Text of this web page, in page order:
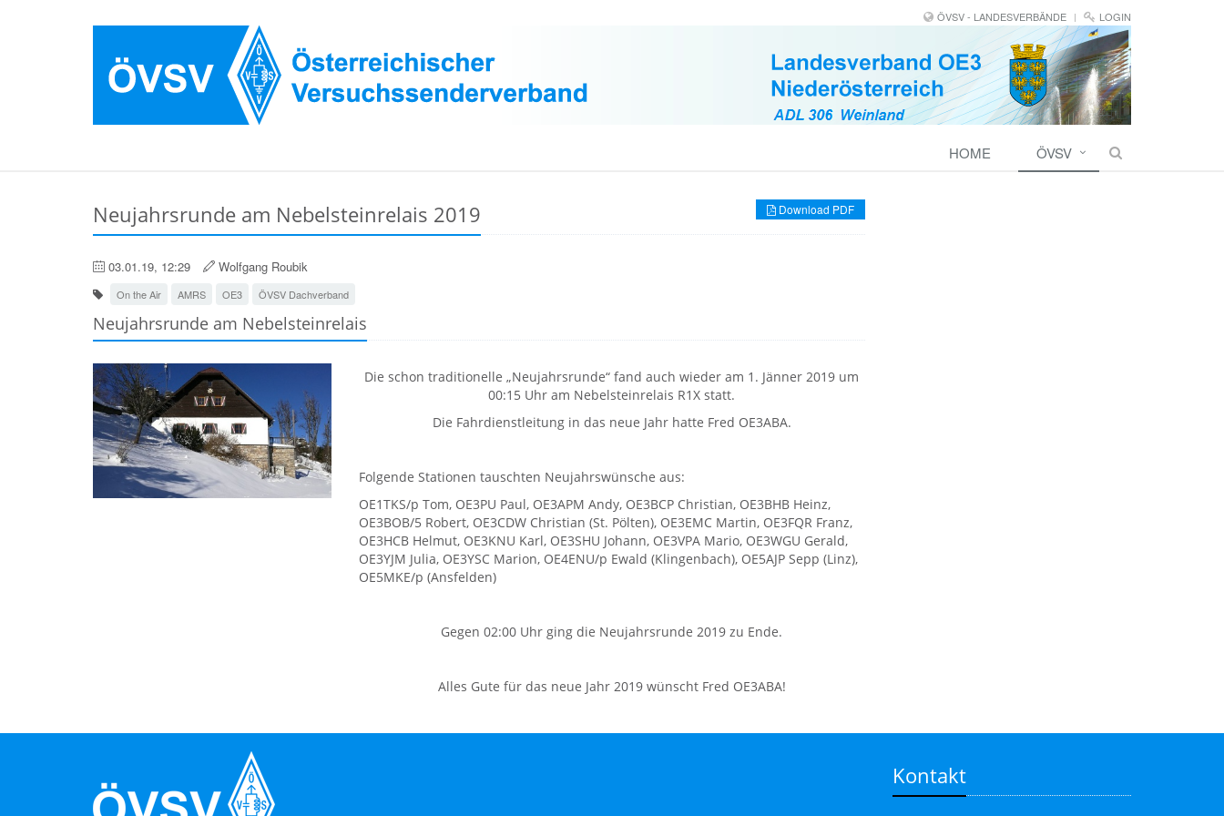
ÖVSV - LANDESVERBÄNDE LOGIN
HOME ÖVSV
Download PDF
Neujahrsrunde am Nebelsteinrelais 2019
03.01.19, 12:29 Wolfgang Roubik
On the Air AMRS OE3 ÖVSV Dachverband
Neujahrsrunde am Nebelsteinrelais
Die schon traditionelle „Neujahrsrunde“ fand auch wieder am 1. Jänner 2019 um
00:15 Uhr am Nebelsteinrelais R1X statt.
Die Fahrdienstleitung in das neue Jahr hatte Fred OE3ABA.
Folgende Stationen tauschten Neujahrswünsche aus:
OE1TKS/p Tom, OE3PU Paul, OE3APM Andy, OE3BCP Christian, OE3BHB Heinz,
OE3BOB/5 Robert, OE3CDW Christian (St. Pölten), OE3EMC Martin, OE3FQR Franz,
OE3HCB Helmut, OE3KNU Karl, OE3SHU Johann, OE3VPA Mario, OE3WGU Gerald,
OE3YJM Julia, OE3YSC Marion, OE4ENU/p Ewald (Klingenbach), OE5AJP Sepp (Linz),
OE5MKE/p (Ansfelden)
Gegen 02:00 Uhr ging die Neujahrsrunde 2019 zu Ende.
Alles Gute für das neue Jahr 2019 wünscht Fred OE3ABA!
Kontakt